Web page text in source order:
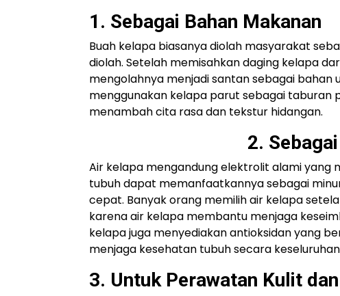
1. Sebagai Bahan Makanan
Buah kelapa biasanya diolah masyarakat
diolah. Setelah memisahkan daging kelapa
mengolahnya menjadi santan sebagai bahan
menggunakan kelapa parut sebagai taburan
menambah cita rasa dan tekstur hidangan.
2.
Air kelapa mengandung elektrolit alami yang
tubuh dapat memanfaatkannya sebagai
cepat. Banyak orang memilih air kelapa
karena air kelapa membantu menjaga
kelapa juga menyediakan antioksidan yang
menjaga kesehatan tubuh secara
3. Untuk Perawatan Kulit